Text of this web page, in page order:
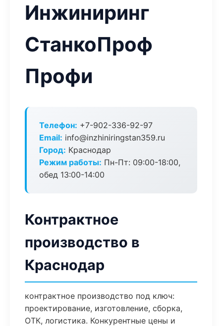
Инжиниринг
СтанкоПроф
Профи
Телефон: +7-902-336-92-97
Email: info@inzhiniringstan359.ru
Город: Краснодар
Режим работы: Пн-Пт: 09:00-18:00,
обед 13:00-14:00
Контрактное
производство в
Краснодар
контрактное производство под ключ:
проектирование, изготовление, сборка,
ОТК, логистика. Конкурентные цены и